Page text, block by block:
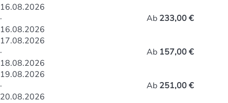
16.08.2026
·
16.08.2026
Ab 233,00 €
17.08.2026
·
18.08.2026
Ab 157,00 €
19.08.2026
·
20.08.2026
Ab 251,00 €